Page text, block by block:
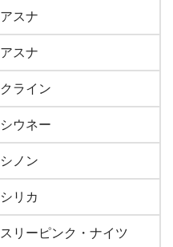
アスナ
アスナ
クライン
シウネー
シノン
シリカ
スリーピンク・ナイツ